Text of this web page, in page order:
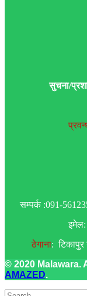
सुचना/
सम्पर्क :091-
इमेल:
ठेगाना: टिकापुर
© 2020 Malawara.
AMAZED.